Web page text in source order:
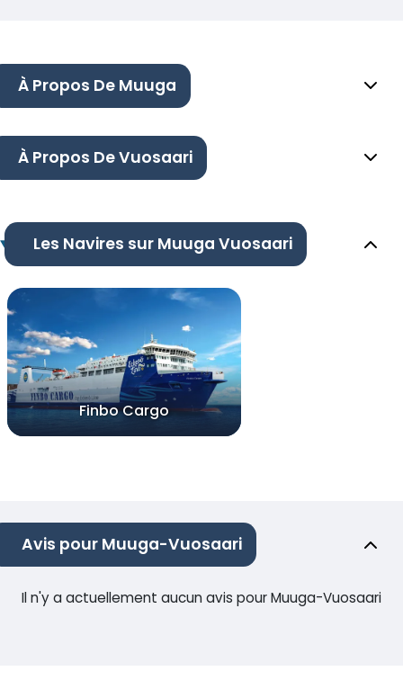
À Propos De Muuga
À Propos De Vuosaari
Les Navires sur Muuga Vuosaari
Finbo Cargo
Avis pour Muuga-Vuosaari
Il n'y a actuellement aucun avis pour Muuga-Vuosaari